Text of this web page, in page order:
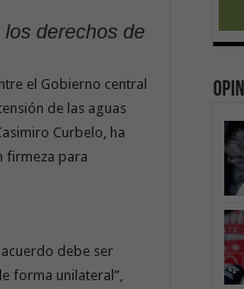
derechos de
el Gobierno central
de las aguas
Curbelo, ha
firmeza para
debe ser
forma unilateral”,